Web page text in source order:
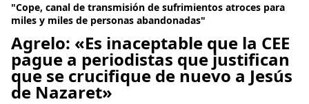
"Cope, canal de transmisión de sufrimientos atroces para
miles y miles de personas abandonadas"
Agrelo: «Es inaceptable que la CEE
pague a periodistas que justifican
que se crucifique de nuevo a Jesús
de Nazaret»